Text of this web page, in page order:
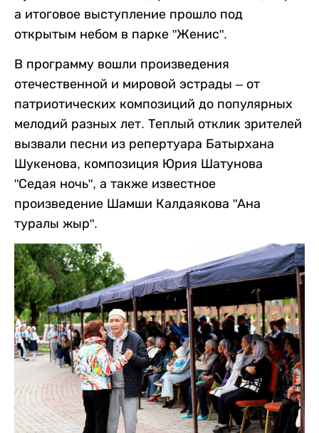
а итоговое выступление прошло под
открытым небом в парке "Женис".
В программу вошли произведения
отечественной и мировой эстрады – от
патриотических композиций до популярных
мелодий разных лет. Теплый отклик зрителей
вызвали песни из репертуара Батырхана
Шукенова, композиция Юрия Шатунова
"Седая ночь", а также известное
произведение Шамши Калдаякова "Ана
туралы жыр".